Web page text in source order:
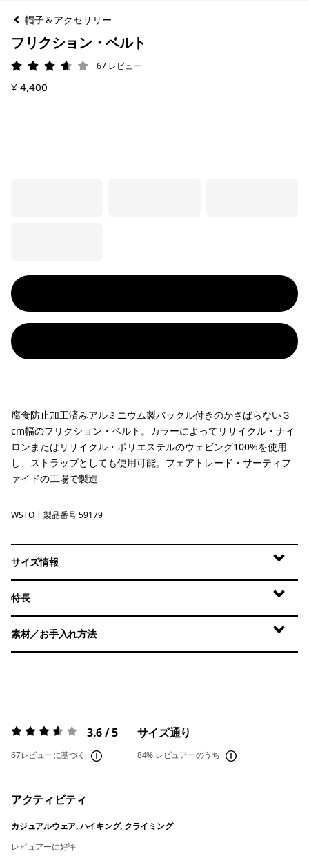
帽子＆アクセサリー
フリクション・ベルト
評価: 3.6 / 5
67 レビュー
¥ 4,400
腐食防止加工済みアルミニウム製バックル付きのかさばらない３
cm幅のフリクション・ベルト。カラーによってリサイクル・ナイ
ロンまたはリサイクル・ポリエステルのウェビング100%を使用
し、ストラップとしても使用可能。フェアトレード・サーティフ
ァイドの工場で製造
Weathered Stone
WSTO | 製品番号 59179
サイズ情報
特長
素材／お手入れ方法
評価:3.6 / 5 3.6 / 5
67レビューに基づく
サイズ通り
84% レビュアーのうち
アクティビティ
カジュアルウェア, ハイキング, クライミング
レビュアーに好評